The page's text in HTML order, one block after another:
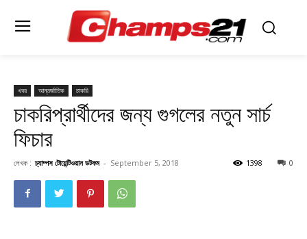
খবর আন্তর্জাতিক চাকরি
চাকরিপ্রার্থীদের জন্য গুগলের নতুন সার্চ
ফিচার
লেখক : চ্যাম্পস টোয়েন্টিওয়ান ডটকম - September 5, 2018 0
1398